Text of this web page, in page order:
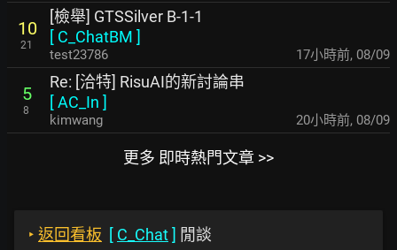
10
21
[檢舉] GTSSilver B-1-1
[ C_ChatBM ]
test23786 17小時前, 08/09
5
8
Re: [洽特] RisuAI的新討論串
[AC_In ]
kimwang 20小時前, 08/09
更多 即時熱門文章 >>
‣ 返回看板 [ C_Chat] 閒談